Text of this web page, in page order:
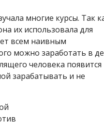
многие курсы. Так
их использовала для
всем наивным
можно заработать в
человека появится
зарабатывать и не